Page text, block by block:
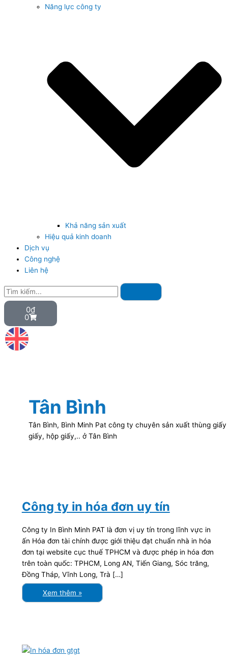
Năng lực công ty
Khả năng sản xuất
Hiệu quả kinh doanh
Dịch vụ
Công nghệ
Liên hệ
Search
0₫
0
Cart
Tân Bình
Tân Bình, Bình Minh Pat công ty chuyên sản xuất thùng
giấy, hộp giấy,.. ở Tân Bình
Công ty in hóa đơn uy tín
Công ty In Bình Minh PAT là đơn vị uy tín trong lĩnh vực in
ấn Hóa đơn tài chính được giới thiệu đạt chuẩn nhà in hóa
đơn tại website cục thuế TPHCM và được phép in hóa đơn
trên toàn quốc: TPHCM, Long AN, Tiến Giang, Sóc trăng,
Đồng Tháp, Vĩnh Long, Trà […]
Xem thêm »